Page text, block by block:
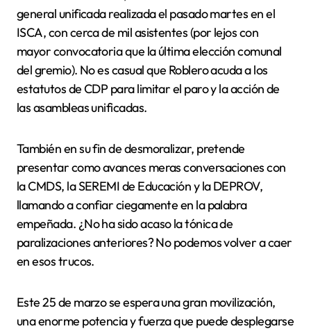
general unificada realizada el pasado martes en el
ISCA, con cerca de mil asistentes (por lejos con
mayor convocatoria que la última elección comunal
del gremio). No es casual que Roblero acuda a los
estatutos de CDP para limitar el paro y la acción de
las asambleas unificadas.
También en su fin de desmoralizar, pretende
presentar como avances meras conversaciones con
la CMDS, la SEREMI de Educación y la DEPROV,
llamando a confiar ciegamente en la palabra
empeñada. ¿No ha sido acaso la tónica de
paralizaciones anteriores? No podemos volver a caer
en esos trucos.
Este 25 de marzo se espera una gran movilización,
una enorme potencia y fuerza que puede desplegarse